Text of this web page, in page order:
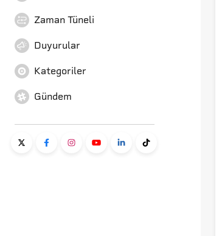
Zaman Tüneli
Duyurular
Kategoriler
Gündem